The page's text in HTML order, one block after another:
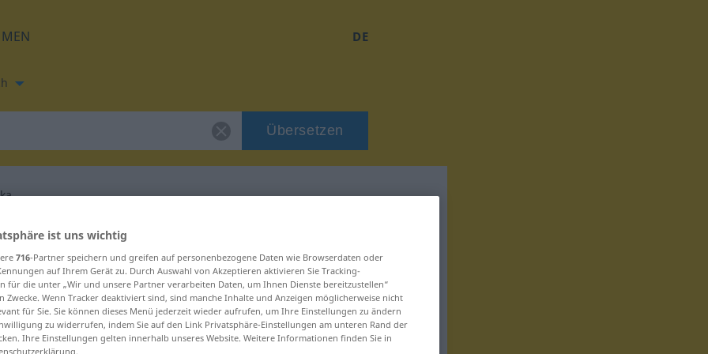
DE
Übersetzen
für "elektronka"
ist uns wichtig
716-Partner speichern und greifen auf personenbezogene Daten wie Browserdaten oder
auf Ihrem Gerät zu. Durch Auswahl von Akzeptieren aktivieren Sie Tracking-
für die unter „Wir und unsere Partner verarbeiten Daten, um Ihnen Dienste bereitzustellen“
Zwecke. Wenn Tracker deaktiviert sind, sind manche Inhalte und Anzeigen möglicherweise nicht
für Sie. Sie können dieses Menü jederzeit wieder aufrufen, um Ihre Einstellungen zu ändern
zu widerrufen, indem Sie auf den Link Privatsphäre-Einstellungen am unteren Rand der
Ihre Einstellungen gelten innerhalb unseres Website. Weitere Informationen finden Sie in